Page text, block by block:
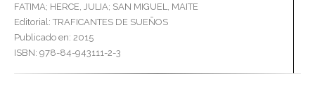
FATIMA; HERCE, JULIA; SAN MIGUEL, MAITE
Editorial: TRAFICANTES DE SUEÑOS
Publicado en: 2015
ISBN: 978-84-943111-2-3